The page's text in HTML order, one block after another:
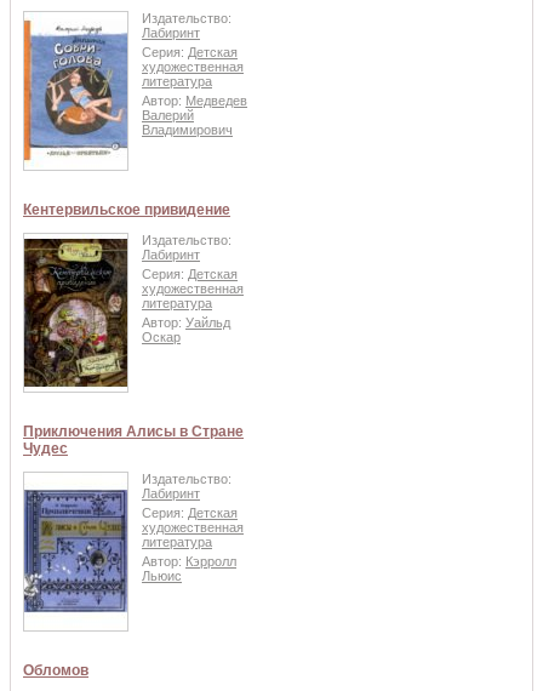
Издательство:
Лабиринт
Серия: Детская
художественная
литература
Автор: Медведев
Валерий
Владимирович
Кентервильское привидение
Издательство:
Лабиринт
Серия: Детская
художественная
литература
Автор: Уайльд
Оскар
Приключения Алисы в Стране
Чудес
Издательство:
Лабиринт
Серия: Детская
художественная
литература
Автор: Кэрролл
Льюис
Обломов